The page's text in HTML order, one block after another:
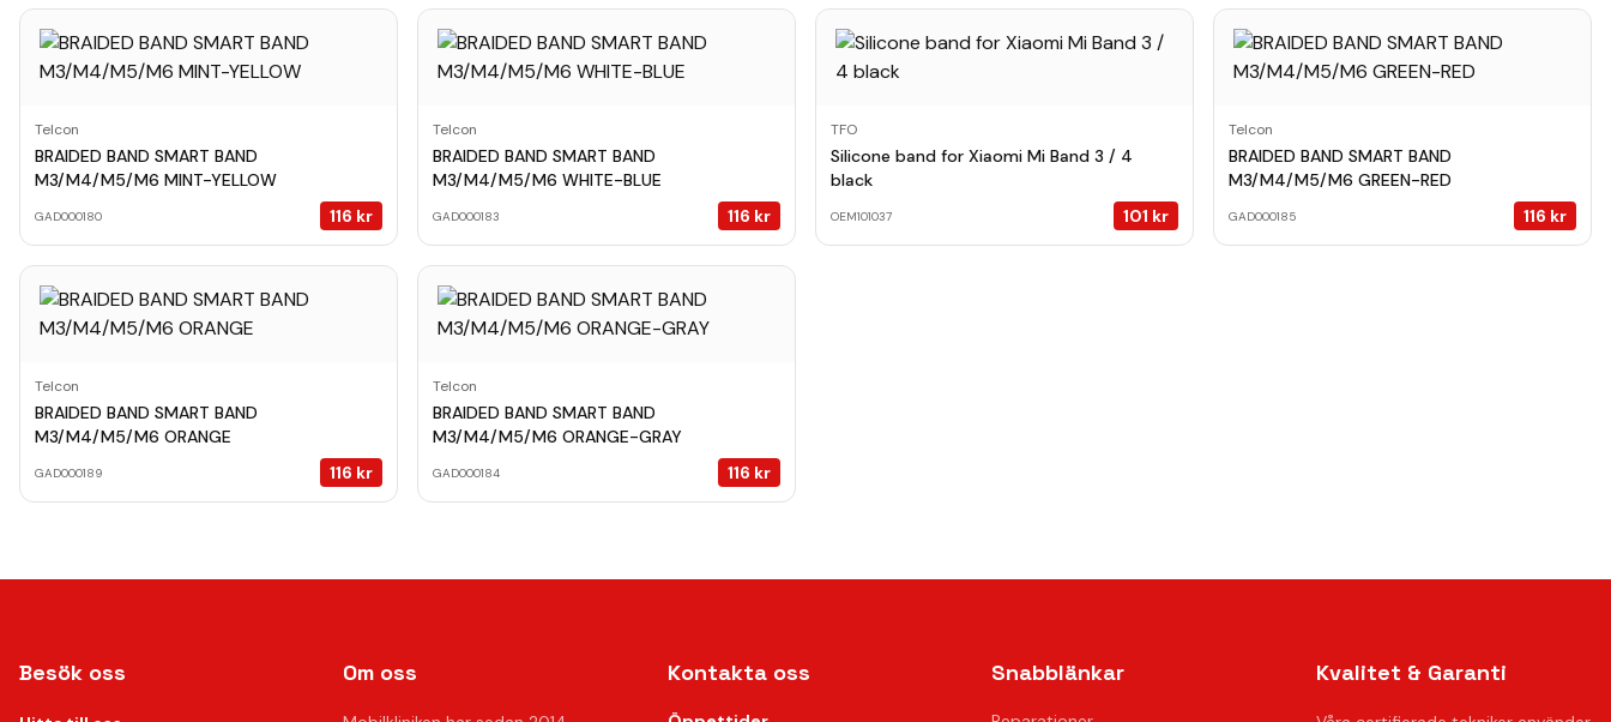
Telcon
BRAIDED BAND SMART BAND
M3/M4/M5/M6 MINT-YELLOW
GAD000180 116 kr
Telcon
BRAIDED BAND SMART BAND
M3/M4/M5/M6 WHITE-BLUE
GAD000183 116 kr
TFO
Silicone band for Xiaomi Mi Band 3 / 4
black
OEM101037 101 kr
Telcon
BRAIDED BAND SMART BAND
M3/M4/M5/M6 GREEN-RED
GAD000185 116 kr
Telcon
BRAIDED BAND SMART BAND
M3/M4/M5/M6 ORANGE
GAD000189 116 kr
Telcon
BRAIDED BAND SMART BAND
M3/M4/M5/M6 ORANGE-GRAY
GAD000184 116 kr
Besök oss Om oss Kontakta oss Snabblänkar Kvalitet & Garanti